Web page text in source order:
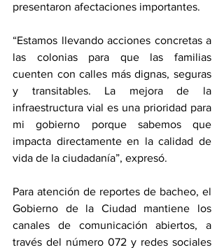
presentaron afectaciones importantes.
“Estamos llevando acciones concretas a
las colonias para que las familias
cuenten con calles más dignas, seguras
y transitables. La mejora de la
infraestructura vial es una prioridad para
mi gobierno porque sabemos que
impacta directamente en la calidad de
vida de la ciudadanía”, expresó.
Para atención de reportes de bacheo, el
Gobierno de la Ciudad mantiene los
canales de comunicación abiertos, a
través del número 072 y redes sociales